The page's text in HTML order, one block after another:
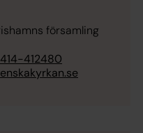
församling
412480